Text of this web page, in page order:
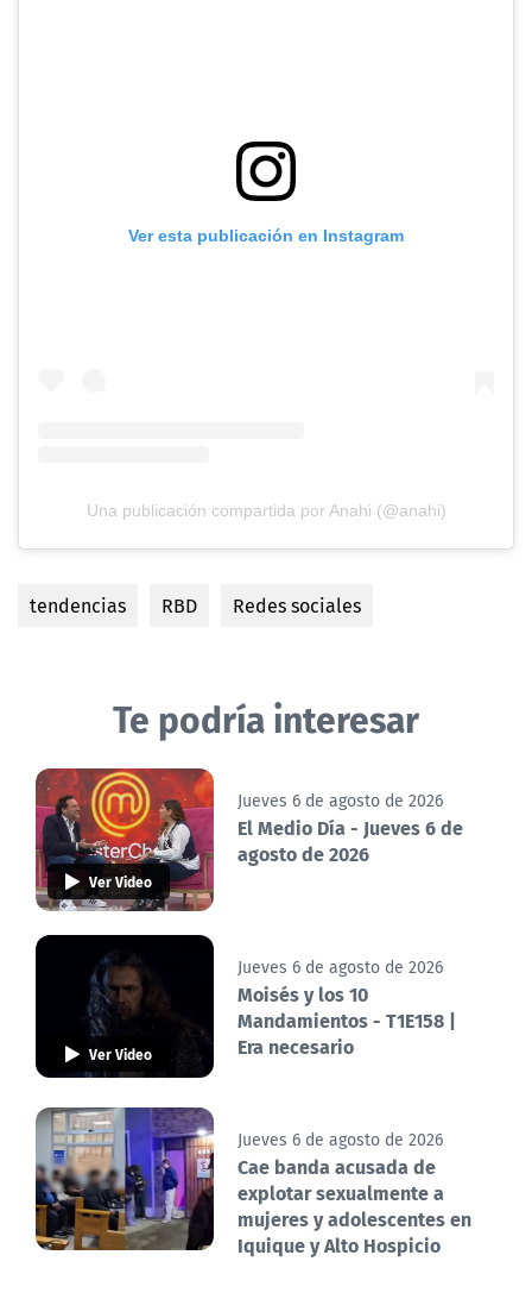
Ver esta publicación en Instagram
Una publicación compartida por Anahi (@anahi)
tendencias RBD Redes sociales
Te podría interesar
Ver Video
Jueves 6 de agosto de 2026
El Medio Día - Jueves 6 de
agosto de 2026
Ver Video
Jueves 6 de agosto de 2026
Moisés y los 10
Mandamientos - T1E158 |
Era necesario
Jueves 6 de agosto de 2026
Cae banda acusada de
explotar sexualmente a
mujeres y adolescentes en
Iquique y Alto Hospicio